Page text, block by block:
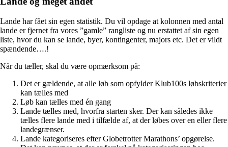
Lande har fået sin egen statistik. Du vil opdage at kolonnen med antal
lande er fjernet fra vores ”gamle” rangliste og nu erstattet af sin egen
liste, hvor du kan se lande, byer, kontingenter, majors etc. Det er vildt
spændende….!
Når du tæller, skal du være opmærksom på:
Det er gældende, at alle løb som opfylder Klub100s løbskriterier
kan tælles med
Løb kan tælles med én gang
Lande tælles med, hvorfra starten sker. Der kan således ikke
tælles flere lande med i tilfælde af, at der løbes over en eller flere
landegrænser.
Lande kategoriseres efter Globetrotter Marathons’ opgørelse.